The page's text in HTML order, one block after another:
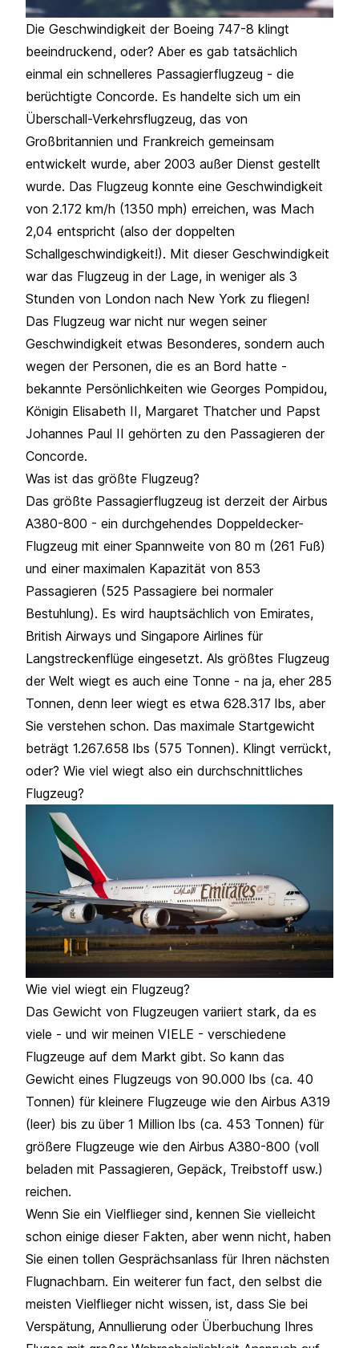
Die Geschwindigkeit der Boeing 747-8 klingt
beeindruckend, oder? Aber es gab tatsächlich
einmal ein schnelleres Passagierflugzeug - die
berüchtigte Concorde. Es handelte sich um ein
Überschall-Verkehrsflugzeug, das von
Großbritannien und Frankreich gemeinsam
entwickelt wurde, aber 2003 außer Dienst gestellt
wurde. Das Flugzeug konnte eine Geschwindigkeit
von 2.172 km/h (1350 mph) erreichen, was Mach
2,04 entspricht (also der doppelten
Schallgeschwindigkeit!). Mit dieser Geschwindigkeit
war das Flugzeug in der Lage, in weniger als 3
Stunden von London nach New York zu fliegen!
Das Flugzeug war nicht nur wegen seiner
Geschwindigkeit etwas Besonderes, sondern auch
wegen der Personen, die es an Bord hatte -
bekannte Persönlichkeiten wie Georges Pompidou,
Königin Elisabeth II, Margaret Thatcher und Papst
Johannes Paul II gehörten zu den Passagieren der
Concorde.
Was ist das größte Flugzeug?
Das größte Passagierflugzeug ist derzeit der Airbus
A380-800 - ein durchgehendes Doppeldecker-
Flugzeug mit einer Spannweite von 80 m (261 Fuß)
und einer maximalen Kapazität von 853
Passagieren (525 Passagiere bei normaler
Bestuhlung). Es wird hauptsächlich von Emirates,
British Airways und Singapore Airlines für
Langstreckenflüge eingesetzt. Als größtes Flugzeug
der Welt wiegt es auch eine Tonne - na ja, eher 285
Tonnen, denn leer wiegt es etwa 628.317 lbs, aber
Sie verstehen schon. Das maximale Startgewicht
beträgt 1.267.658 lbs (575 Tonnen). Klingt verrückt,
oder? Wie viel wiegt also ein durchschnittliches
Flugzeug?
Wie viel wiegt ein Flugzeug?
Das Gewicht von Flugzeugen variiert stark, da es
viele - und wir meinen VIELE - verschiedene
Flugzeuge auf dem Markt gibt. So kann das
Gewicht eines Flugzeugs von 90.000 lbs (ca. 40
Tonnen) für kleinere Flugzeuge wie den Airbus A319
(leer) bis zu über 1 Million lbs (ca. 453 Tonnen) für
größere Flugzeuge wie den Airbus A380-800 (voll
beladen mit Passagieren, Gepäck, Treibstoff usw.)
reichen.
Wenn Sie ein Vielflieger sind, kennen Sie vielleicht
schon einige dieser Fakten, aber wenn nicht, haben
Sie einen tollen Gesprächsanlass für Ihren nächsten
Flugnachbarn. Ein weiterer fun fact, den selbst die
meisten Vielflieger nicht wissen, ist, dass Sie bei
Verspätung, Annullierung oder Überbuchung Ihres